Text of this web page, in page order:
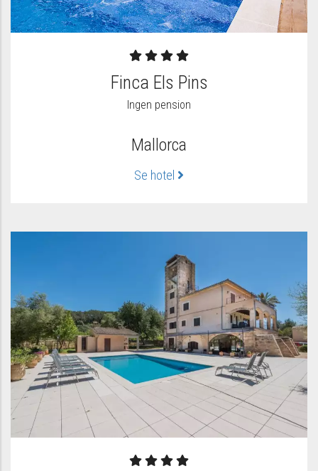
Finca Els Pins
Ingen pension
Mallorca
Se hotel